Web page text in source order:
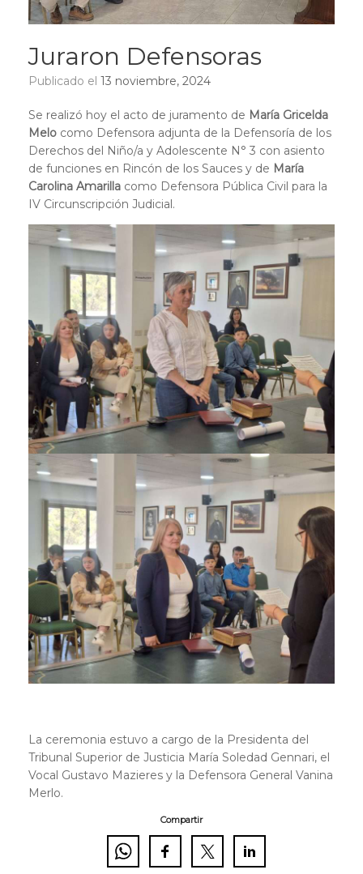
Juraron Defensoras
Publicado el 13 noviembre, 2024
Se realizó hoy el acto de juramento de María Gricelda
Melo como Defensora adjunta de la Defensoría de los
Derechos del Niño/a y Adolescente N° 3 con asiento
de funciones en Rincón de los Sauces y de María
Carolina Amarilla como Defensora Pública Civil para la
IV Circunscripción Judicial.
La ceremonia estuvo a cargo de la Presidenta del
Tribunal Superior de Justicia María Soledad Gennari, el
Vocal Gustavo Mazieres y la Defensora General Vanina
Merlo.
Compartir